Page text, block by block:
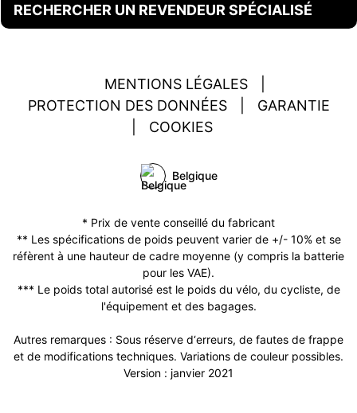
RECHERCHER UN REVENDEUR SPÉCIALISÉ
MENTIONS LÉGALES
PROTECTION DES DONNÉES
GARANTIE
COOKIES
Belgique
* Prix de vente conseillé du fabricant
** Les spécifications de poids peuvent varier de +/- 10% et se
réfèrent à une hauteur de cadre moyenne (y compris la batterie
pour les VAE).
*** Le poids total autorisé est le poids du vélo, du cycliste, de
l'équipement et des bagages.
Autres remarques : Sous réserve d‘erreurs, de fautes de frappe
et de modifications techniques. Variations de couleur possibles.
Version : janvier 2021